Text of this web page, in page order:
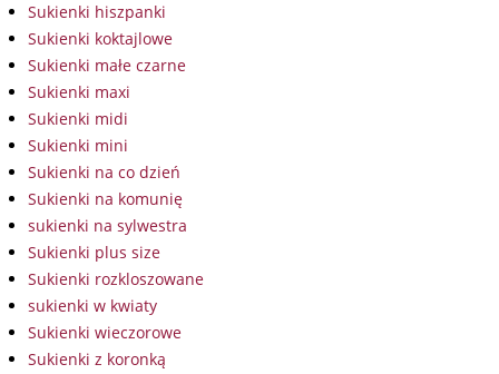
Sukienki hiszpanki
Sukienki koktajlowe
Sukienki małe czarne
Sukienki maxi
Sukienki midi
Sukienki mini
Sukienki na co dzień
Sukienki na komunię
sukienki na sylwestra
Sukienki plus size
Sukienki rozkloszowane
sukienki w kwiaty
Sukienki wieczorowe
Sukienki z koronką